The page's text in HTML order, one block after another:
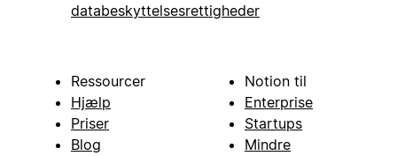
databeskyttelsesrettigheder
Ressourcer
Hjælp
Priser
Blog
Notion til
Enterprise
Startups
Mindre